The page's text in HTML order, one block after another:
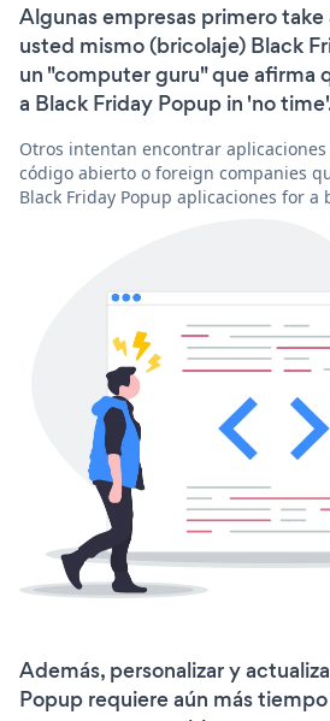
Algunas empresas primero take
usted mismo (bricolaje) Black
un "computer guru" que afirma
a Black Friday Popup in 'no
Otros intentan encontrar aplicaciones
código abierto o foreign companies
Black Friday Popup aplicaciones for a
Además, personalizar y
Popup requiere aún más